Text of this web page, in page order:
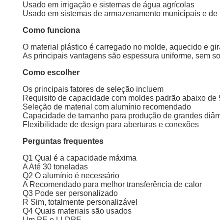
Usado em irrigação e sistemas de água agrícolas
Usado em sistemas de armazenamento municipais e de
Como funciona
O material plástico é carregado no molde, aquecido e
As principais vantagens são espessura uniforme, sem
Como escolher
Os principais fatores de seleção incluem
Requisito de capacidade com moldes padrão abaixo
Seleção de material com alumínio recomendado
Capacidade de tamanho para produção de grandes
Flexibilidade de design para aberturas e conexões
Perguntas frequentes
Q1 Qual é a capacidade máxima
A Até 30 toneladas
Q2 O alumínio é necessário
A Recomendado para melhor transferência de calor
Q3 Pode ser personalizado
R Sim, totalmente personalizável
Q4 Quais materiais são usados